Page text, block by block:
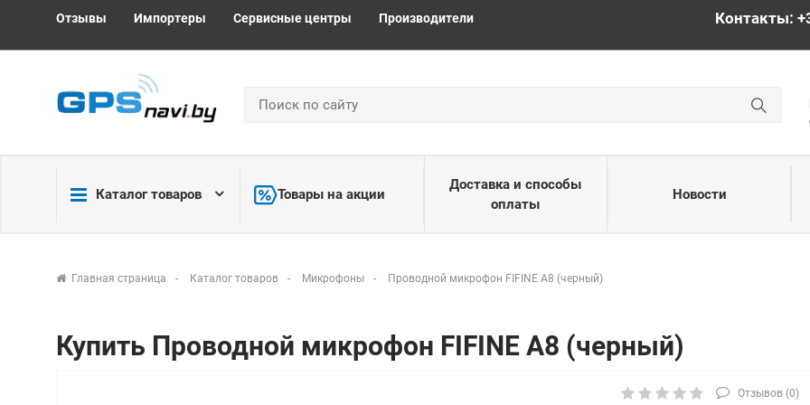
Отзывы Импортеры Сервисные центры Производители Контакты:
Каталог товаров Товары на акции
Доставка и способы
оплаты
Новости
Главная страница Каталог товаров Микрофоны Проводной микрофон FIFINE A8 (черный)
Купить Проводной микрофон FIFINE A8 (черный)
Отзывов (0)